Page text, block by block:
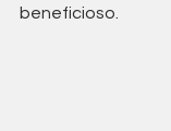
beneficioso.